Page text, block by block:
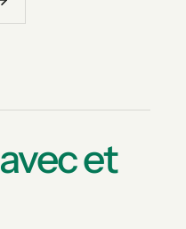
avec et